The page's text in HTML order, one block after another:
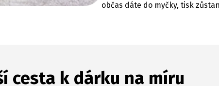
občas dáte do myčky, tisk
cesta k dárku na míru